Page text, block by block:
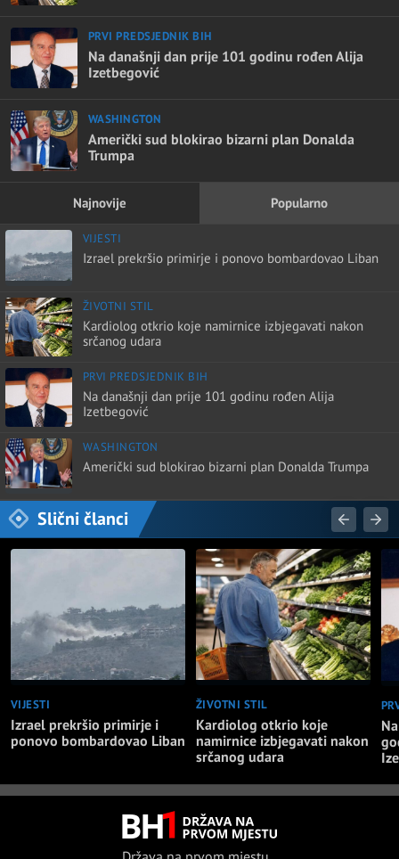
PRVI PREDSJEDNIK BIH
Na današnji dan prije 101 godinu rođen Alija
Izetbegović
WASHINGTON
Američki sud blokirao bizarni plan Donalda
Trumpa
Najnovije Popularno
VIJESTI
Izrael prekršio primirje i ponovo bombardovao Liban
ŽIVOTNI STIL
Kardiolog otkrio koje namirnice izbjegavati nakon
srčanog udara
PRVI PREDSJEDNIK BIH
Na današnji dan prije 101 godinu rođen Alija
Izetbegović
WASHINGTON
Američki sud blokirao bizarni plan Donalda Trumpa
Slični članci
VIJESTI
Izrael prekršio primirje i
ponovo bombardovao Liban
ŽIVOTNI STIL
Kardiolog otkrio koje
namirnice izbjegavati nakon
srčanog udara